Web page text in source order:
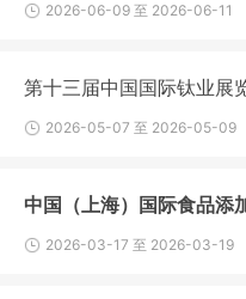
2026-06-09 至 2026-06-11
第十三届中国国际钛业展
2026-05-07 至 2026-05-09
中国（上海）国际食品添
2026-03-17 至 2026-03-19